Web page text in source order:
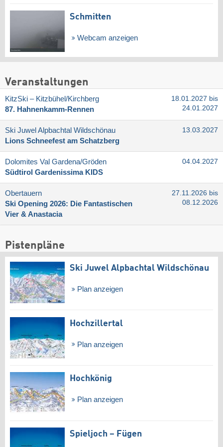
Schmitten
Webcam anzeigen
Veranstaltungen
KitzSki – Kitzbühel/​Kirchberg
87. Hahnenkamm-Rennen
18.01.2027 bis
24.01.2027
Ski Juwel Alpbachtal Wildschönau
Lions Schneefest am Schatzberg
13.03.2027
Dolomites Val Gardena/​Gröden
Südtirol Gardenissima KIDS
04.04.2027
Obertauern
Ski Opening 2026: Die Fantastischen
Vier & Anastacia
27.11.2026 bis
08.12.2026
Pistenpläne
Ski Juwel Alpbachtal Wildschönau
Plan anzeigen
Hochzillertal
Plan anzeigen
Hochkönig
Plan anzeigen
Spieljoch – Fügen